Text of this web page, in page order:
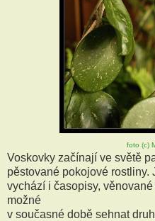
foto (c)
Voskovky začínají ve světě
pěstované pokojové rostliny.
vychází i časopisy,
možné
v současné době sehnat